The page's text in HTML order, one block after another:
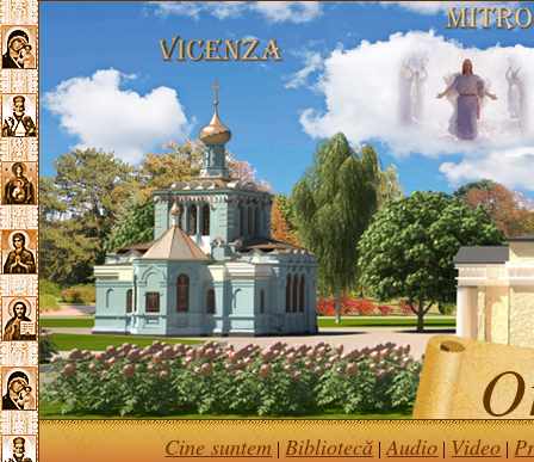
Cine suntem | Bibliotecă |Audio | Video |